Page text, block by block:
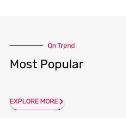
On Trend
Most Popular
EXPLORE MORE